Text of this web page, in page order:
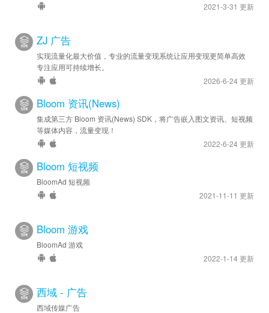
2021-3-31 更新
ZJ 广告
实现流量化最大价值，专业的流量变现系统让应用变现更简单高效
专注应用可持续增长。
2026-6-24 更新
Bloom 资讯(News)
集成第三方 Bloom 资讯(News) SDK，将广告嵌入图文资讯、短视频
等媒体内容，流量变现！
2022-6-24 更新
Bloom 短视频
BloomAd 短视频
2021-11-11 更新
Bloom 游戏
BloomAd 游戏
2022-1-14 更新
西域 - 广告
西域传媒广告